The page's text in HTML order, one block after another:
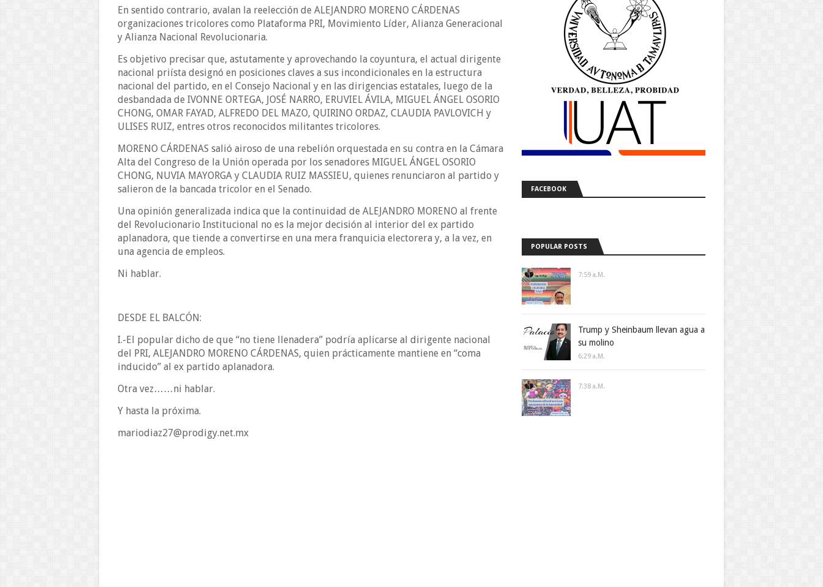
En sentido contrario, avalan la reelección de ALEJANDRO MORENO CÁRDENAS
organizaciones tricolores como Plataforma PRI, Movimiento Líder, Alianza Generacional
y Alianza Nacional Revolucionaria.
Es objetivo precisar que, astutamente y aprovechando la coyuntura, el actual dirigente
nacional priísta designó en posiciones claves a sus incondicionales en la estructura
nacional del partido, en el Consejo Nacional y en las dirigencias estatales, luego de la
desbandada de IVONNE ORTEGA, JOSÉ NARRO, ERUVIEL ÁVILA, MIGUEL ÁNGEL OSORIO
CHONG, OMAR FAYAD, ALFREDO DEL MAZO, QUIRINO ORDAZ, CLAUDIA PAVLOVICH y
ULISES RUIZ, entres otros reconocidos militantes tricolores.
MORENO CÁRDENAS salió airoso de una rebelión orquestada en su contra en la Cámara
Alta del Congreso de la Unión operada por los senadores MIGUEL ÁNGEL OSORIO
CHONG, NUVIA MAYORGA y CLAUDIA RUIZ MASSIEU, quienes renunciaron al partido y
salieron de la bancada tricolor en el Senado.
Una opinión generalizada indica que la continuidad de ALEJANDRO MORENO al frente
del Revolucionario Institucional no es la mejor decisión al interior del ex partido
aplanadora, que tiende a convertirse en una mera franquicia electorera y, a la vez, en
una agencia de empleos.
Ni hablar.
DESDE EL BALCÓN:
I.-El popular dicho de que “no tiene llenadera” podría aplicarse al dirigente nacional
del PRI, ALEJANDRO MORENO CÁRDENAS, quien prácticamente mantiene en “coma
inducido” al ex partido aplanadora.
Otra vez……ni hablar.
Y hasta la próxima.
mariodiaz27@prodigy.net.mx
FACEBOOK
POPULAR POSTS
7:59 A.m.
Trump y Sheinbaum llevan agua a
su molino
6:29 A.m.
7:38 A.m.